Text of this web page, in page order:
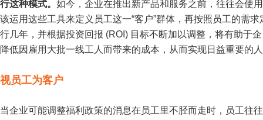
行这种模式。 如今，企业在推出新产品和服务之前，往往会使
该运用这些工具来定义员工这一“客户”群体，再按照员工的需
行几年，并根据投资回报 (ROI) 目标不断加以调整，将有助于
降低因雇用大批一线工人而带来的成本，从而实现日益重要的
视员工为客户
当企业可能调整福利政策的消息在员工里不胫而走时，员工往